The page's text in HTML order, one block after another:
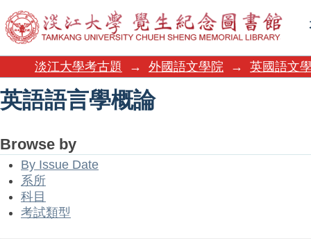
英語語言學概論
淡江大學考古題 → 外國語文學院 → 英國語文
英語語言學概論
Browse by
By Issue Date
系所
科目
考試類型